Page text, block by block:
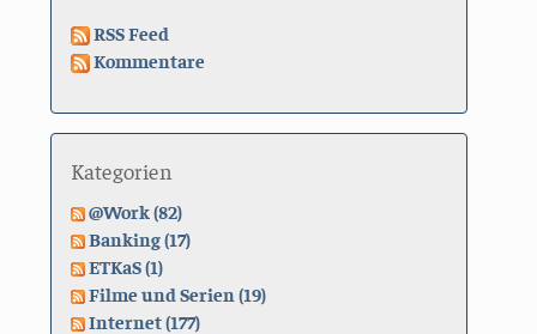
RSS Feed
Kommentare
Kategorien
@Work (82)
Banking (17)
ETKaS (1)
Filme und Serien (19)
Internet (177)